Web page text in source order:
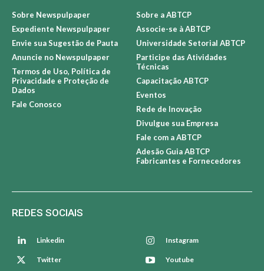
Sobre Newspulpaper
Expediente Newspulpaper
Envie sua Sugestão de Pauta
Anuncie no Newspulpaper
Termos de Uso, Política de
Privacidade e Proteção de
Dados
Fale Conosco
Sobre a ABTCP
Associe-se à ABTCP
Universidade Setorial ABTCP
Participe das Atividades
Técnicas
Capacitação ABTCP
Eventos
Rede de Inovação
Divulgue sua Empresa
Fale com a ABTCP
Adesão Guia ABTCP
Fabricantes e Fornecedores
REDES SOCIAIS
Linkedin Instagram
Twitter Youtube